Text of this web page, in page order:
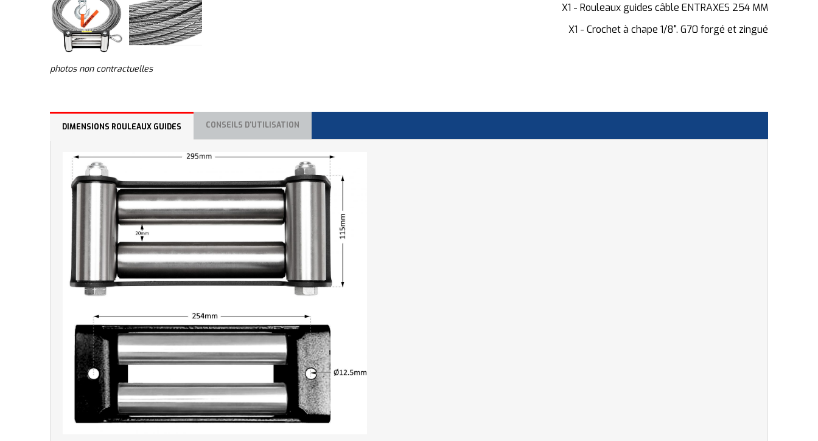
photos non contractuelles
X1 - Rouleaux guides câble ENTRAXES 254 MM
X1 - Crochet à chape 1/8". G70 forgé et zingué
DIMENSIONS ROULEAUX GUIDES CONSEILS D'UTILISATION